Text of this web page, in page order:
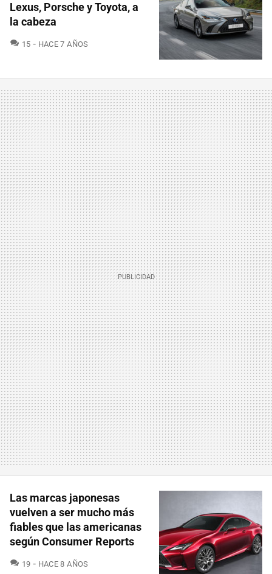
Lexus, Porsche y Toyota, a
la cabeza
15 COMENTARIOS
HACE 7 AÑOS
Las marcas japonesas
vuelven a ser mucho más
fiables que las americanas
según Consumer Reports
19 COMENTARIOS
HACE 8 AÑOS